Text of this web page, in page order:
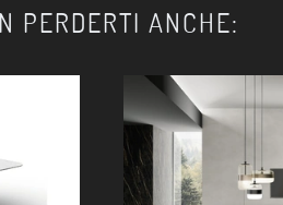
PERDERTI ANCHE: